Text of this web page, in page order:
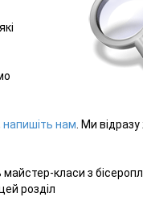
напишіть нам . Ми
класи з
розділ